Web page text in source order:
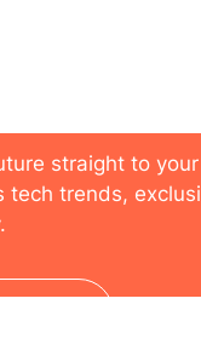
straight to
tech trends,